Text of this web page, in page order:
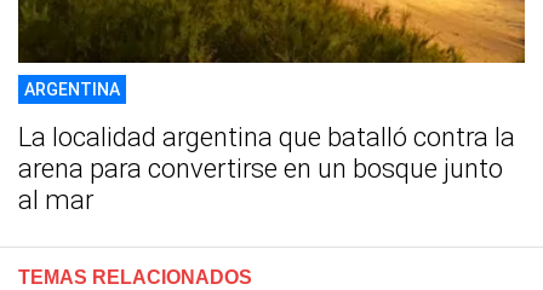
ARGENTINA
La localidad argentina que batalló contra la
arena para convertirse en un bosque junto
al mar
TEMAS RELACIONADOS